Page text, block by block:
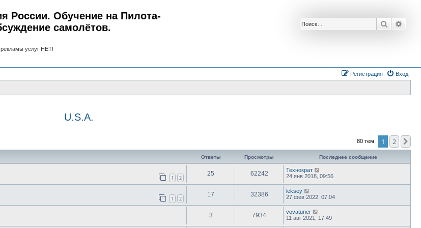
России. Обучение на Пилота-
самолётов.
услуг НЕТ!
Поиск
Вход
Регистрация
U.S.A.
80 тем 1 2
Ответы Просмотры Последнее сообщение
1 2
25 62242
Технократ
24 янв 2018, 09:56
1 2
17 32386
leksey
27 фев 2022, 07:04
3 7934
vovatuner
11 авг 2021, 17:49